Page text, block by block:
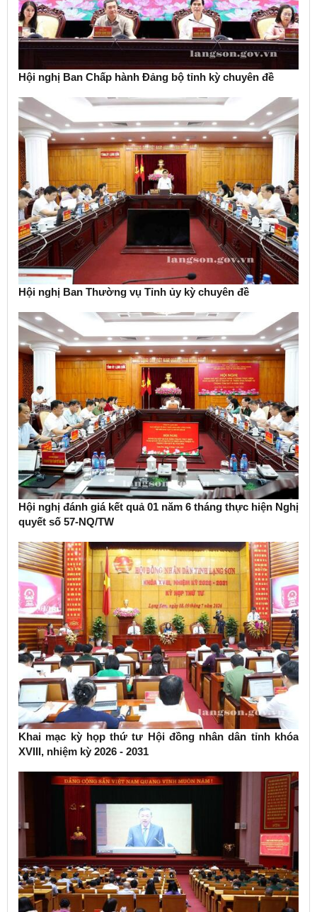
Hội nghị Ban Chấp hành Đảng bộ tỉnh kỳ chuyên đề
Hội nghị Ban Thường vụ Tỉnh ủy kỳ chuyên đề
Hội nghị đánh giá kết quả 01 năm 6 tháng thực hiện Nghị
quyết số 57-NQ/TW
Khai mạc kỳ họp thứ tư Hội đồng nhân dân tỉnh khóa
XVIII, nhiệm kỳ 2026 - 2031